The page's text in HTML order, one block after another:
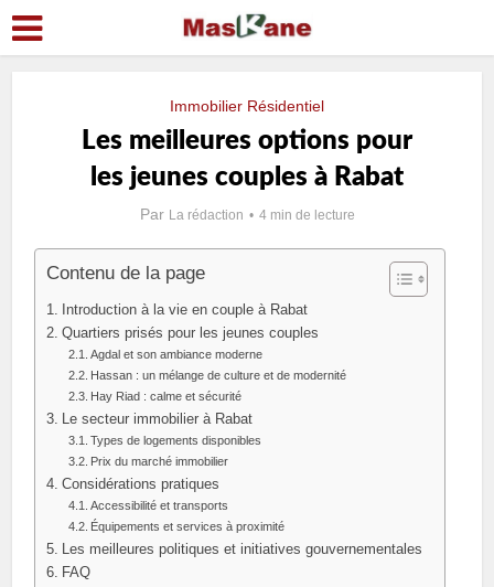
Immobilier Résidentiel
Les meilleures options pour
les jeunes couples à Rabat
Par La rédaction 4 min de lecture
Contenu de la page
Introduction à la vie en couple à Rabat
Quartiers prisés pour les jeunes couples
Agdal et son ambiance moderne
Hassan : un mélange de culture et de modernité
Hay Riad : calme et sécurité
Le secteur immobilier à Rabat
Types de logements disponibles
Prix du marché immobilier
Considérations pratiques
Accessibilité et transports
Équipements et services à proximité
Les meilleures politiques et initiatives gouvernementales
FAQ